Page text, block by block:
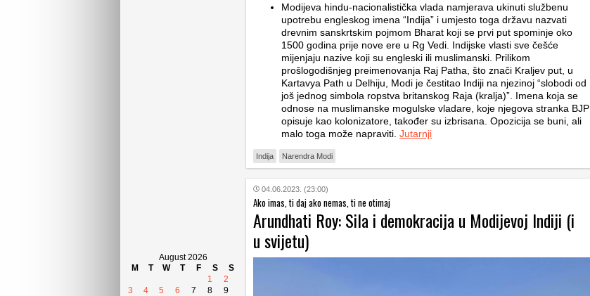
August 2026
M
T W T F S
S
1
2
3
4 5 6 7 8
9
Modijeva hindu-nacionalistička vlada namjerava ukinuti službenu
upotrebu engleskog imena “Indija” i umjesto toga državu nazvati
drevnim sanskrtskim pojmom Bharat koji se prvi put spominje oko
1500 godina prije nove ere u Rg Vedi. Indijske vlasti sve češće
mijenjaju nazive koji su engleski ili muslimanski. Prilikom
prošlogodišnjeg preimenovanja Raj Patha, što znači Kraljev put, u
Kartavya Path u Delhiju, Modi je čestitao Indiji na njezinoj “slobodi od
još jednog simbola ropstva britanskog Raja (kralja)”. Imena koja se
odnose na muslimanske mogulske vladare, koje njegova stranka BJP
opisuje kao kolonizatore, također su izbrisana. Opozicija se buni, ali
malo toga može napraviti. Jutarnji
Indija Narendra Modi
04.06.2023. (23:00)
Ako imas, ti daj ako nemas, ti ne otimaj
Arundhati Roy: Sila i demokracija u Modijevoj Indiji (i
u svijetu)